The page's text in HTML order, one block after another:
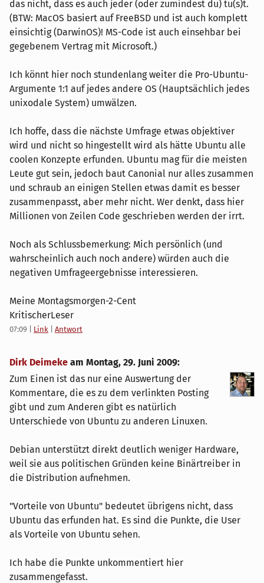
das nicht, dass es auch jeder (oder zumindest du) tu(s)t.
(BTW: MacOS basiert auf FreeBSD und ist auch komplett
einsichtig (DarwinOS)! MS-Code ist auch einsehbar bei
gegebenem Vertrag mit Microsoft.)
Ich könnt hier noch stundenlang weiter die Pro-Ubuntu-
Argumente 1:1 auf jedes andere OS (Hauptsächlich jedes
unixodale System) umwälzen.
Ich hoffe, dass die nächste Umfrage etwas objektiver
wird und nicht so hingestellt wird als hätte Ubuntu alle
coolen Konzepte erfunden. Ubuntu mag für die meisten
Leute gut sein, jedoch baut Canonial nur alles zusammen
und schraub an einigen Stellen etwas damit es besser
zusammenpasst, aber mehr nicht. Wer denkt, dass hier
Millionen von Zeilen Code geschrieben werden der irrt.
Noch als Schlussbemerkung: Mich persönlich (und
wahrscheinlich auch noch andere) würden auch die
negativen Umfrageergebnisse interessieren.
Meine Montagsmorgen-2-Cent
KritischerLeser
07:09 Link Antwort
Dirk Deimeke am Montag, 29. Juni 2009:
Zum Einen ist das nur eine Auswertung der
Kommentare, die es zu dem verlinkten Posting
gibt und zum Anderen gibt es natürlich
Unterschiede von Ubuntu zu anderen Linuxen.
Debian unterstützt direkt deutlich weniger Hardware,
weil sie aus politischen Gründen keine Binärtreiber in
die Distribution aufnehmen.
"Vorteile von Ubuntu" bedeutet übrigens nicht, dass
Ubuntu das erfunden hat. Es sind die Punkte, die User
als Vorteile von Ubuntu sehen.
Ich habe die Punkte unkommentiert hier
zusammengefasst.